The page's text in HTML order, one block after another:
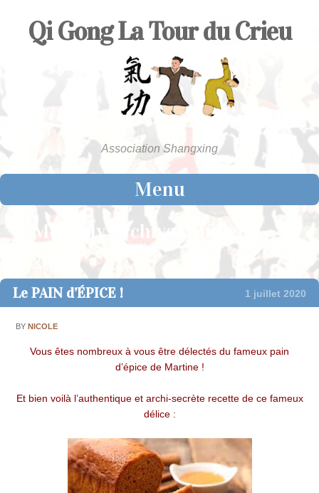
Qi Gong La Tour du Crieu
Association Shangxing
Menu
Skip to contentMonthly Archives:
2020
Le PAIN d’ÉPICE ! 1 juillet 2020
BYNICOLE
Vous êtes nombreux à vous être délectés du fameux pain
d’épice de Martine !
Et bien voilà l’authentique et archi-secrète recette de ce fameux
délice :